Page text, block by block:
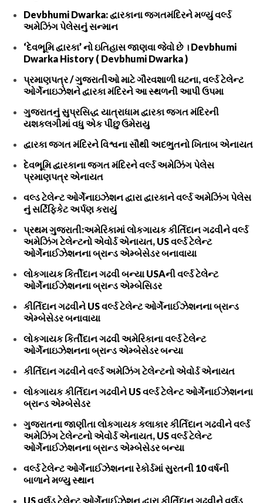
Devbhumi Dwarka: દ્વારકાના જગતમંદિરને મળ્યું વર્લ્ડ
અમેઝિંગ પેલેસનું સન્માન
‘દેવભૂમિ દ્વારકા’ નો ઇતિહાસ જાણવા જેવો છે । Devbhumi
Dwarka History ( Devbhumi Dwarka )
પ્રમાણપત્ર / ગુજરાતીઓ માટે ગૌરવશાળી ઘટના, વર્લ્ડ ટેલેન્ટ
ઓર્ગેનાઇઝેશને દ્વારકા મંદિરને આ સ્થળની આપી ઉપમા
ગુજરાતનું સુપ્રસિદ્ધ યાત્રાધામ દ્વારકા જગત મંદિરની
યશકલગીમાં વધુ એક પીંછુ ઉમેરાયુ
દ્વારકા જગત મંદિરને વિશ્વના સૌથી અદભુતનો ખિતાબ એનાયત
દેવભૂમિ દ્વારકાના જગત મંદિરને વર્લ્ડ અમેઝિંગ પેલેસ
પ્રમાણપત્ર એનાયત
વલ્ડ ટેલેન્ટ ઓર્ગેનાઇઝેશન દ્વારા દ્વારકાને વર્લ્ડ અમેઝિંગ પેલેસ
નું સર્ટિફિકેટ અર્પણ કરાયું
પ્રથમ ગુજરાતી:અમેરિકામાં લોકગાયક કીર્તિદાન ગઢવીને વર્લ્ડ
અમેઝિંગ ટેલેન્ટનો એવોર્ડ એનાયત, US વર્લ્ડ ટેલેન્ટ
ઓર્ગેનાઈઝેશનના બ્રાન્ડ એમ્બેસેડર બનાવાયા
લોકગાયક કિર્તીદાન ગઢવી બન્યા USAની વર્લ્ડ ટેલેન્ટ
ઓર્ગેનાઈઝેશનના બ્રાન્ડ એમ્બેસિડર
કીર્તિદાન ગઢવીને US વર્લ્ડ ટેલેન્ટ ઓર્ગેનાઈઝેશનના બ્રાન્ડ
એમ્બેસેડર બનાવાયા
લોકગાયક કિર્તીદાન ગઢવી અમેરિકાના વર્લ્ડ ટેલેન્ટ
ઓર્ગેનાઇઝેશનના બ્રાન્ડ એમ્બેસેડર બન્યા
કીર્તિદાન ગઢવીને વર્લ્ડ અમેઝિંગ ટેલેન્ટનો એવોર્ડ એનાયત
લોકગાયક કીર્તિદાન ગઢવીને US વર્લ્ડ ટેલેન્ટ ઓર્ગેનાઈઝેશનના
બ્રાન્ડ એમ્બેસેડર
ગુજરાતના જાણીતા લોકગાયક કલાકાર કીર્તિદાન ગઢવીને વર્લ્ડ
અમેઝિંગ ટેલેન્ટનો એવોર્ડ એનાયત, US વર્લ્ડ ટેલેન્ટ
ઓર્ગેનાઈઝેશનના બ્રાન્ડ એમ્બેસેડર બન્યા
વર્લ્ડ ટેલેન્ટ ઓર્ગેનાઈઝેશનના રેકોર્ડમાં સુરતની 10 વર્ષની
બાળાને મળ્યુ સ્થાન
US વર્લ્‌ડ ટેલેન્ટ ઓર્ગેનાઈઝેશન દ્વારા કીર્તિદાન ગઢવીને વર્લ્‌ડ